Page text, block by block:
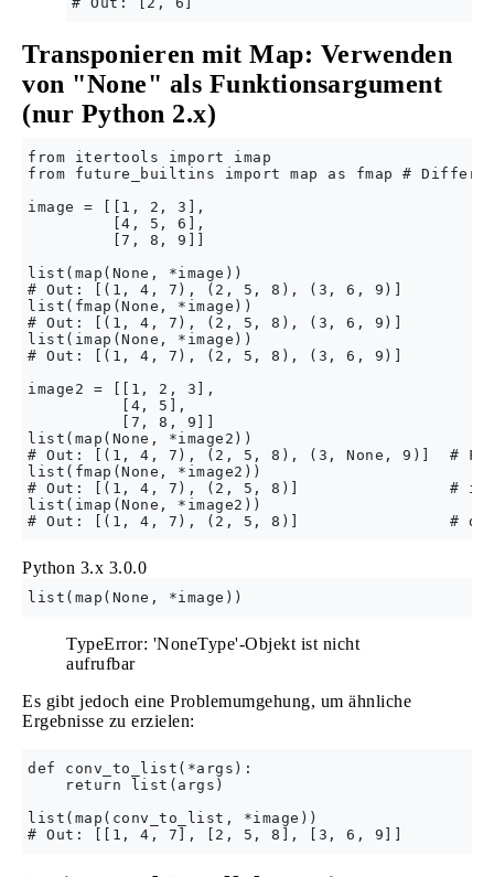
Transponieren mit Map: Verwenden
von "None" als Funktionsargument
(nur Python 2.x)
from itertools import imap
from future_builtins import map as fmap #
image = [[1, 2, 3],
         [4, 5, 6],
         [7, 8, 9]]
list(map(None, *image))
# Out: [(1, 4, 7), (2, 5, 8), (3, 6, 9)]
list(fmap(None, *image))
# Out: [(1, 4, 7), (2, 5, 8), (3, 6, 9)]
list(imap(None, *image))
# Out: [(1, 4, 7), (2, 5, 8), (3, 6, 9)]
image2 = [[1, 2, 3],
          [4, 5],
          [7, 8, 9]]
list(map(None, *image2))
# Out: [(1, 4, 7), (2, 5, 8), (3, None, 9)]  # Fill
list(fmap(None, *image2))
# Out: [(1, 4, 7), (2, 5, 8)]                # ignore
list(imap(None, *image2))
Python 3.x 3.0.0
TypeError: 'NoneType'-Objekt ist nicht
aufrufbar
Es gibt jedoch eine Problemumgehung, um ähnliche
Ergebnisse zu erzielen:
def conv_to_list(*args):
    return list(args)
list(map(conv_to_list, *image))